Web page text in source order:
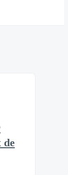
de